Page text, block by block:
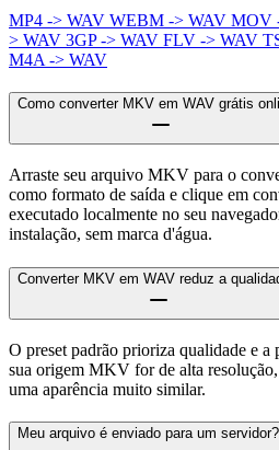
MP4 -> WAV WEBM -> WAV MOV
> WAV 3GP -> WAV FLV -> WAV
M4A -> WAV
Como converter MKV em WAV grátis
Arraste seu arquivo MKV para o
como formato de saída e clique em
executado localmente no seu
instalação, sem marca d'água.
Converter MKV em WAV reduz a
O preset padrão prioriza qualidade e a
sua origem MKV for de alta
uma aparência muito similar.
Meu arquivo é enviado para um servidor?